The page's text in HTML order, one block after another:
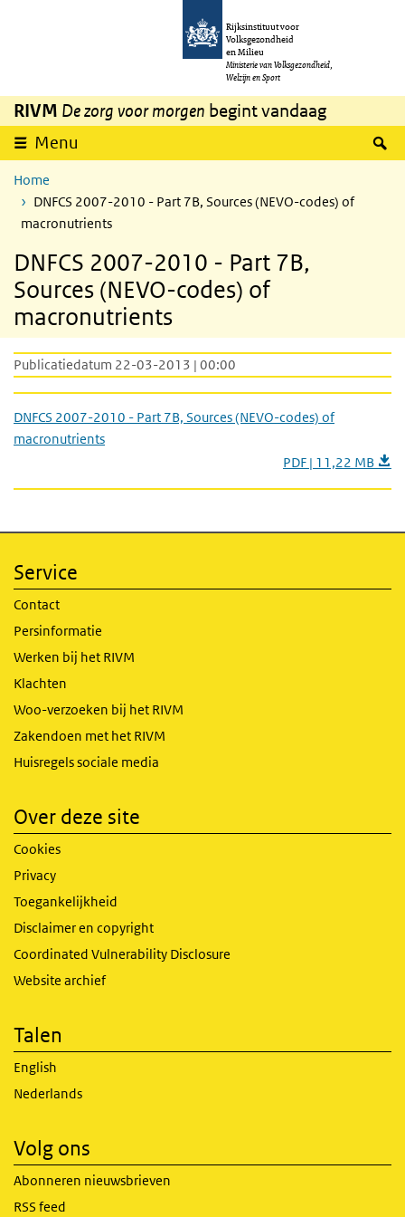
Overslaan en naar de inhoud gaan
Rijksinstituut voor
Volksgezondheid
en Milieu
Ministerie van Volksgezondheid,
Welzijn en Sport
RIVM De zorg voor morgen begint vandaag
Menu
Home
DNFCS 2007-2010 - Part 7B, Sources (NEVO-codes) of
macronutrients
DNFCS 2007-2010 - Part 7B,
Sources (NEVO-codes) of
macronutrients
Publicatiedatum 22-03-2013 | 00:00
DNFCS 2007-2010 - Part 7B, Sources (NEVO-codes) of
macronutrients
PDF | 11,22 MB
Service
Contact
Persinformatie
Werken bij het RIVM
Klachten
Woo-verzoeken bij het RIVM
Zakendoen met het RIVM
Huisregels sociale media
Over deze site
Cookies
Privacy
Toegankelijkheid
Disclaimer en copyright
Coordinated Vulnerability Disclosure
Website archief
Talen
English
Nederlands
Volg ons
Abonneren nieuwsbrieven
RSS feed